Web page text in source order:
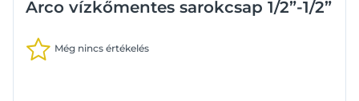
Arco vízkőmentes sarokcsap 1/2”-1/2”
Még nincs értékelés